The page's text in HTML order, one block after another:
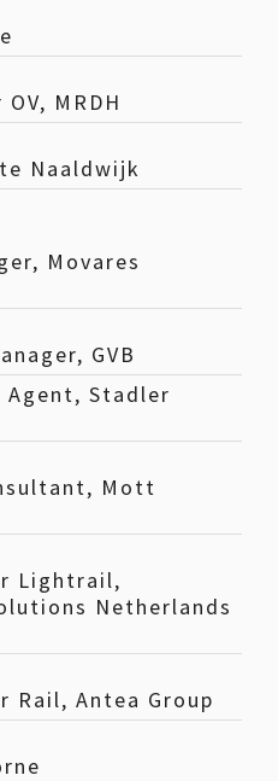
MRDH
Naaldwijk
Movares
GVB
Agent, Stadler
Mott
Lightrail,
Netherlands
Rail, Antea Group